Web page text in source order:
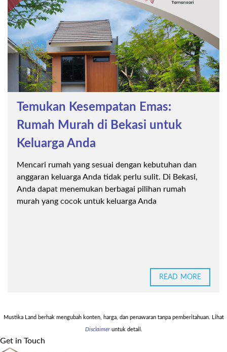
Temukan Kesempatan Emas:
Rumah Murah di Bekasi untuk
Keluarga Anda
Mencari rumah yang sesuai dengan kebutuhan dan
anggaran keluarga Anda tidak perlu sulit. Di Bekasi,
Anda dapat menemukan berbagai pilihan rumah
murah yang cocok untuk keluarga Anda
READ MORE
Mustika Land berhak mengubah konten, harga, dan penawaran tanpa pemberitahuan. Lihat
Disclaimeruntuk detail.
Get in Touch